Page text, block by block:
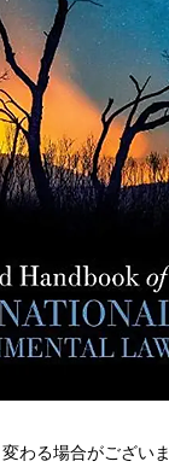
わる場合がござい